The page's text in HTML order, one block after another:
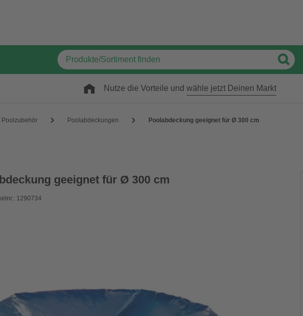
Nutze die Vorteile und wähle jetzt Deinen Markt
Poolzubehör Poolabdeckungen Poolabdeckung geeignet für Ø 300 cm
geeignet für Ø 300 cm
1290734